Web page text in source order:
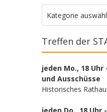
Kategorien
Kategorie
Treffen der
jeden Mo., 18
und Ausschüsse
Historisches
jeden Do., 18